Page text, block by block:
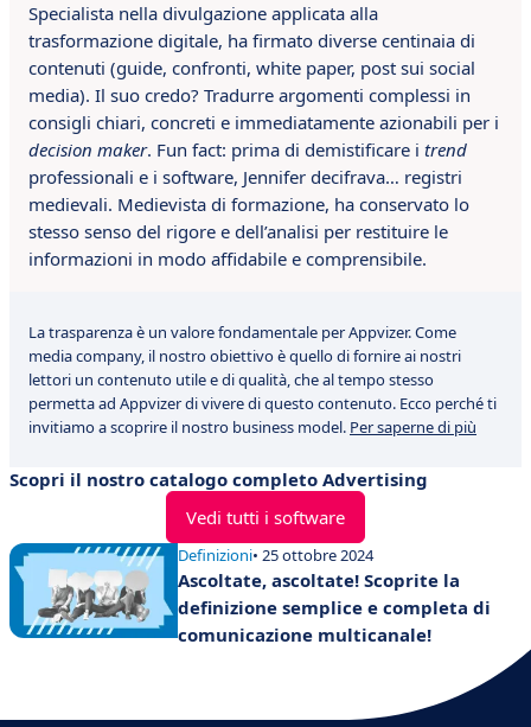
Specialista nella divulgazione applicata alla
trasformazione digitale, ha firmato diverse centinaia di
contenuti (guide, confronti, white paper, post sui social
media). Il suo credo? Tradurre argomenti complessi in
consigli chiari, concreti e immediatamente azionabili per i
decision maker. Fun fact: prima di demistificare i trend
professionali e i software, Jennifer decifrava… registri
medievali. Medievista di formazione, ha conservato lo
stesso senso del rigore e dell’analisi per restituire le
informazioni in modo affidabile e comprensibile.
La trasparenza è un valore fondamentale per Appvizer. Come
media company, il nostro obiettivo è quello di fornire ai nostri
lettori un contenuto utile e di qualità, che al tempo stesso
permetta ad Appvizer di vivere di questo contenuto. Ecco perché ti
invitiamo a scoprire il nostro business model. Per saperne di più
Scopri il nostro catalogo completo Advertising
Vedi tutti i software
Definizioni• 25 ottobre 2024
Ascoltate, ascoltate! Scoprite la
definizione semplice e completa di
comunicazione multicanale!